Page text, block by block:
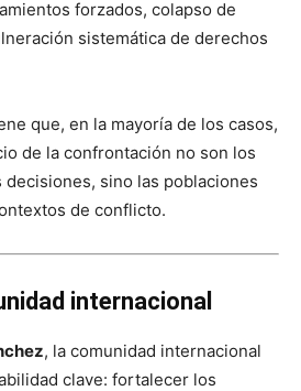
forzados, colapso de
sistemática de derechos
que, en la mayoría de los casos,
de la confrontación no son los
decisiones, sino las poblaciones
de conflicto.
internacional
, la comunidad internacional
clave: fortalecer los